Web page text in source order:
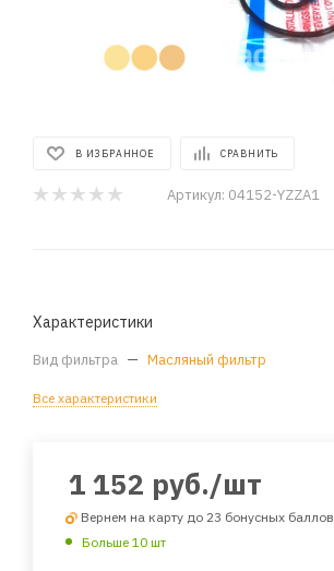
В ИЗБРАННОЕ СРАВНИТЬ
Артикул: 04152-YZZA1
Характеристики
Вид фильтра — Масляный фильтр
Все характеристики
1 152 руб./шт
Вернем на карту до 23 бонусных баллов
Больше 10 шт